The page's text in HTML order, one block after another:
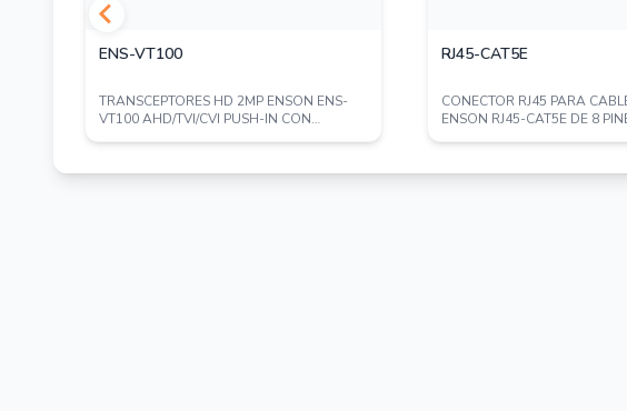
** POR POLÍTICA DE UNIVIEW LA VENTA O PUBLICACIÓN
WEB Y DE COMERCIO ELECTRÓNICO SE ENCUENTRA
ENS-VT100
TRANSCEPTORES HD 2MP ENSON ENS-
VT100 AHD/TVI/CVI PUSH-IN CON
RJ45-CAT5E
CONECTOR RJ45 PARA
ENSON RJ45-CAT5E DE 8